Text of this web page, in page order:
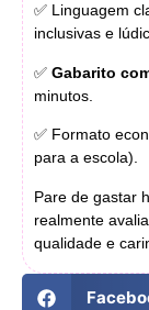
✅ Linguagem
inclusivas e
✅ Gabarito
minutos.
✅ Formato
para a escola).
Pare de gastar
realmente
qualidade e